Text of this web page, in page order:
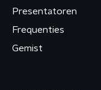
Presentatoren
Frequenties
Gemist